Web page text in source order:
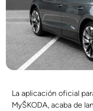
La aplicación oficial
MyŠKODA, acaba de